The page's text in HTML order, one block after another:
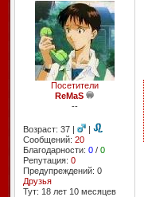
Посетители
ReMaS
--
Возраст: 37 |
|
Сообщений: 20
Благодарности: 0/ 0
Репутация: 0
Предупреждений: 0
Друзья
Тут: 18 лет 10 месяцев